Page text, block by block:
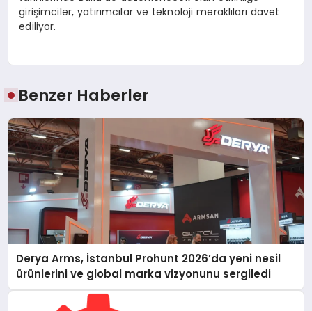
girişimciler, yatırımcılar ve teknoloji meraklıları davet
ediliyor.
Benzer Haberler
Derya Arms, İstanbul Prohunt 2026’da yeni nesil
ürünlerini ve global marka vizyonunu sergiledi